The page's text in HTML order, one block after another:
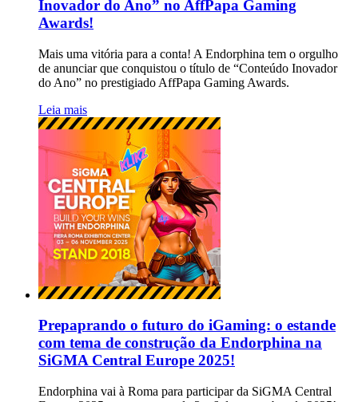
Inovador do Ano” no AffPapa Gaming
Awards!
Mais uma vitória para a conta! A Endorphina tem o orgulho
de anunciar que conquistou o título de “Conteúdo Inovador
do Ano” no prestigiado AffPapa Gaming Awards.
Leia mais
Prepaprando o futuro do iGaming: o estande
com tema de construção da Endorphina na
SiGMA Central Europe 2025!
Endorphina vai à Roma para participar da SiGMA Central